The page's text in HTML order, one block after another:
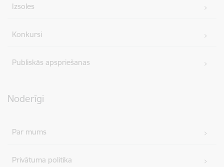
Izsoles
Konkursi
Publiskās apspriešanas
Noderīgi
Par mums
Privātuma politika